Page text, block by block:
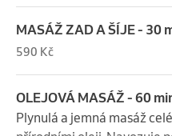
MASÁŽ ZAD A ŠÍJE - 30
590 Kč
OLEJOVÁ MASÁŽ - 60
Plynulá a jemná masáž